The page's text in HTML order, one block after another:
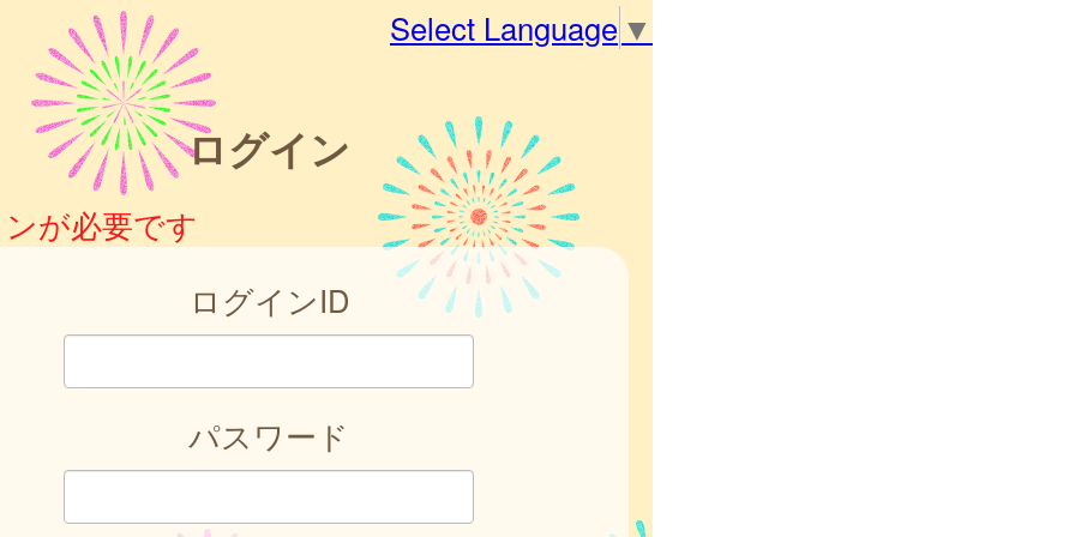
Select Language ▼
ログイン
が必要です
ログインID
パスワード